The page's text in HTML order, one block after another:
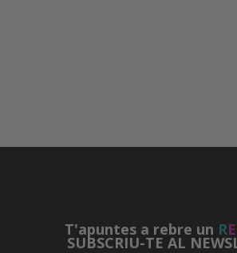
T'apuntes a rebre un RE
SUBSCRIU-TE AL